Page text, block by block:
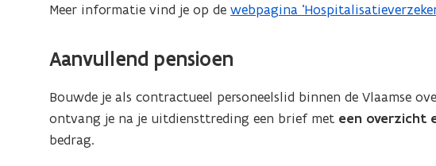
Meer informatie vind je op de webpagina
Aanvullend pensioen
Bouwde je als contractueel personeelslid binnen de Vlaamse
ontvang je na je uitdiensttreding een brief met een overzicht
bedrag.